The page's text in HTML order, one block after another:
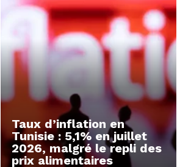
Taux d’inflation en
Tunisie : 5,1% en juillet
2026, malgré le repli des
prix alimentaires